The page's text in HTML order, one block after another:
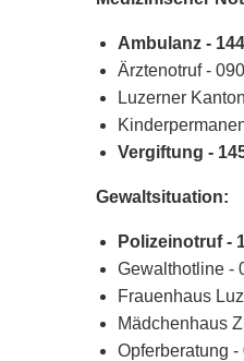
Ambulanz - 144
Ärztenotruf -
Luzerner
Vergiftung -
Gewaltsituation:
Polizeinotruf -
Gewalthotline -
Frauenhaus
Mädchenhaus
Opferberatung